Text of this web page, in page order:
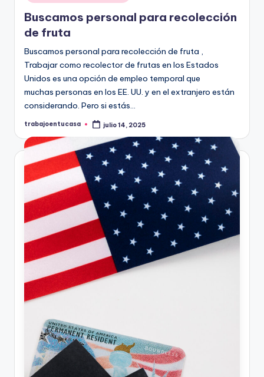
Buscamos personal para recolección
de fruta
Buscamos personal para recolección de fruta ,
Trabajar como recolector de frutas en los Estados
Unidos es una opción de empleo temporal que
muchas personas en los EE. UU. y en el extranjero están
considerando. Pero si estás…
Publicado
trabajoentucasa julio 14, 2025